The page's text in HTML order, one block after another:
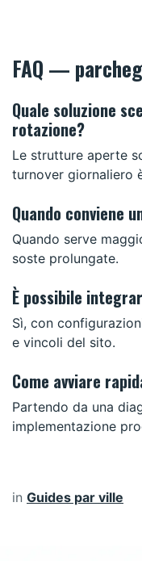
FAQ —
Quale soluzione
rotazione?
Le strutture aperte
turnover giornaliero
Quando conviene
Quando serve
soste prolungate.
È possibile
Sì, con
e vincoli del sito.
Come avviare
Partendo da una
implementazione
in Guides par ville